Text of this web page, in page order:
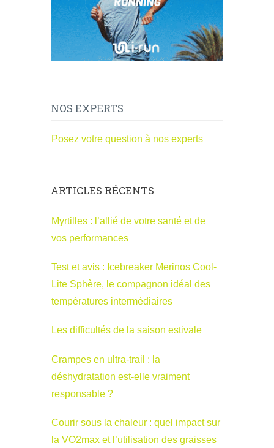
NOS EXPERTS
Posez votre question à nos experts
ARTICLES RÉCENTS
Myrtilles : l’allié de votre santé et de
vos performances
Test et avis : Icebreaker Merinos Cool-
Lite Sphère, le compagnon idéal des
températures intermédiaires
Les difficultés de la saison estivale
Crampes en ultra-trail : la
déshydratation est-elle vraiment
responsable ?
Courir sous la chaleur : quel impact sur
la VO2max et l’utilisation des graisses